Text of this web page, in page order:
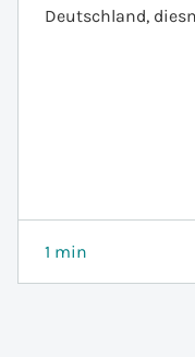
Deutschland,
1 min